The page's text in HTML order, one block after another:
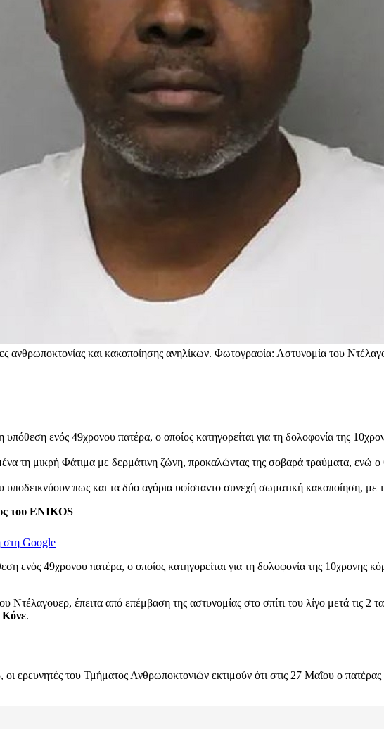
ανθρωποκτονίας και κακοποίησης ανηλίκων. Φωτογραφία: Αστυνομία του
ενός 49χρονου πατέρα, ο οποίος κατηγορείται για τη δολοφονία της
τη μικρή Φάτιμα με δερμάτινη ζώνη, προκαλώντας της σοβαρά τραύματα, ενώ
πως και τα δύο αγόρια υφίσταντο συνεχή σωματική κακοποίηση, με
του ENIKOS
Google
ενός 49χρονου πατέρα, ο οποίος κατηγορείται για τη δολοφονία της 10χρονης
έπειτα από επέμβαση της αστυνομίας στο σπίτι του λίγο μετά τις 2
.
ερευνητές του Τμήματος Ανθρωποκτονιών εκτιμούν ότι στις 27 Μαΐου ο